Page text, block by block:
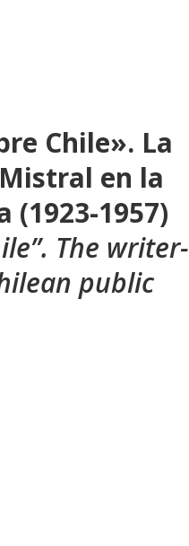
Chile». La
en la
1957)
The writer-
public